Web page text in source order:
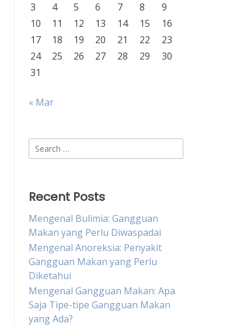
3
4 5 6 7 8
9
10
11 12 13 14 15
16
17
18 19 20 21 22
23
24
25 26 27 28 29
30
31
« Mar
Search
for:
Recent Posts
Mengenal Bulimia: Gangguan
Makan yang Perlu Diwaspadai
Mengenal Anoreksia: Penyakit
Gangguan Makan yang Perlu
Diketahui
Mengenal Gangguan Makan: Apa
Saja Tipe-tipe Gangguan Makan
yang Ada?